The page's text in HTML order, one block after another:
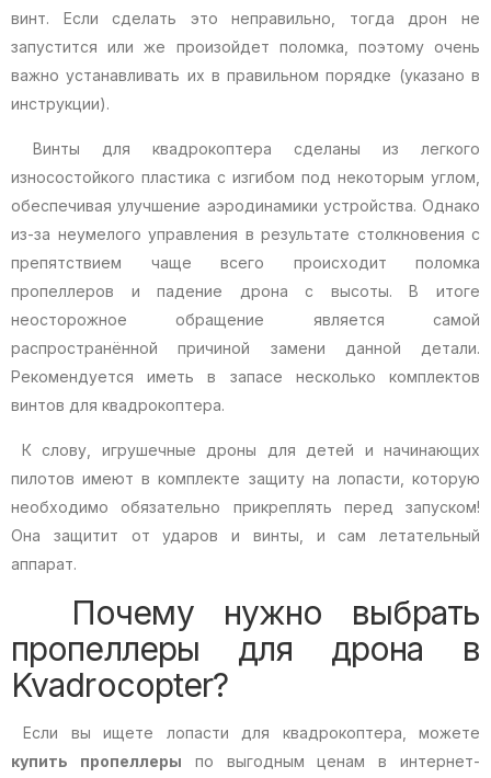
винт. Если сделать это неправильно, тогда дрон не
запустится или же произойдет поломка, поэтому очень
важно устанавливать их в правильном порядке (указано в
инструкции).
Винты для квадрокоптера сделаны из легкого
износостойкого пластика с изгибом под некоторым углом,
обеспечивая улучшение аэродинамики устройства. Однако
из-за неумелого управления в результате столкновения с
препятствием чаще всего происходит поломка
пропеллеров и падение дрона с высоты. В итоге
неосторожное обращение является самой
распространённой причиной замени данной детали.
Рекомендуется иметь в запасе несколько комплектов
винтов для квадрокоптера.
К слову, игрушечные дроны для детей и начинающих
пилотов имеют в комплекте защиту на лопасти, которую
необходимо обязательно прикреплять перед запуском!
Она защитит от ударов и винты, и сам летательный
аппарат.
Почему нужно выбрать
пропеллеры для дрона в
Kvadrocopter?
Если вы ищете лопасти для квадрокоптера, можете
купить пропеллеры по выгодным ценам в интернет-